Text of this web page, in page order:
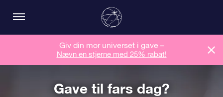
Giv din mor universet i gave –
Nævn en stjerne med 25% rabat!
Gave til fars dag?